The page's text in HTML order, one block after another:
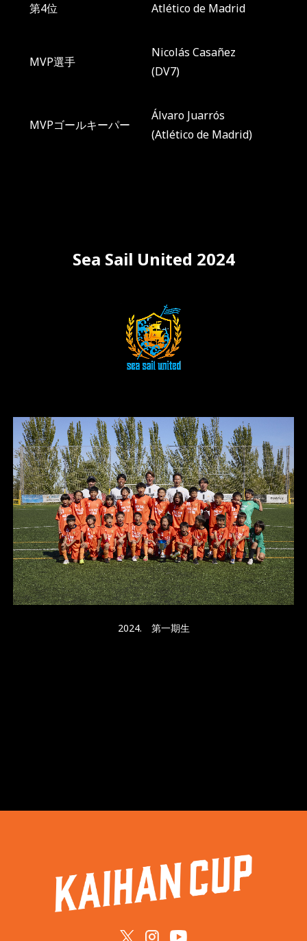
第4位 Atlético de Madrid
MVP選手
Nicolás Casañez
(DV7)
MVPゴールキーパー
Álvaro Juarrós
(Atlético de Madrid)
Sea Sail United 2024
2024. 第一期生